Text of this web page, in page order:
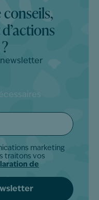
newsletter
marketing
traitons vos
de